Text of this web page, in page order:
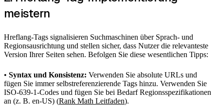
meistern
Hreflang-Tags signalisieren Suchmaschinen über Sprach- und
Regionsausrichtung und stellen sicher, dass Nutzer die relevanteste
Version Ihrer Seiten sehen. Befolgen Sie diese wesentlichen Tipps:
• Syntax und Konsistenz: Verwenden Sie absolute URLs und
fügen Sie immer selbstreferenzierende Tags hinzu. Verwenden Sie
ISO-639-1-Codes und fügen Sie bei Bedarf Regionsspezifikationen
an (z. B. en-US) (Rank Math Leitfaden).